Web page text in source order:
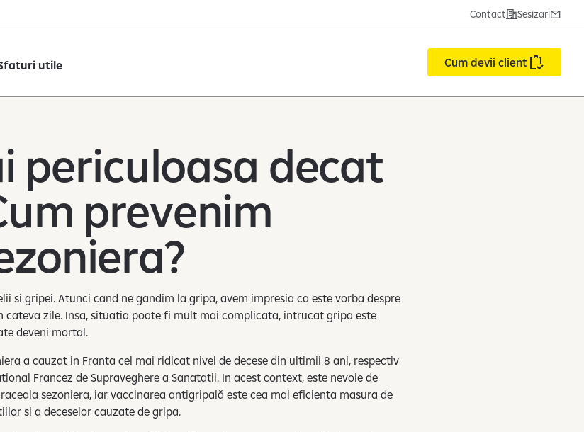
Contact Sesizari
utile Cum devii client
periculoasa decat
prevenim
si gripei. Atunci cand ne gandim la gripa, avem impresia ca este vorba despre
cateva zile. Insa, situatia poate fi mult mai complicata, intrucat gripa este
deveni mortal.
a cauzat in Franta cel mai ridicat nivel de decese din ultimii 8 ani, respectiv
Francez de Supraveghere a Sanatatii. In acest context, este nevoie de
sezoniera, iar vaccinarea antigripală este cea mai eficienta masura de
si a deceselor cauzate de gripa.